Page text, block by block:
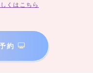
くはこちら
約